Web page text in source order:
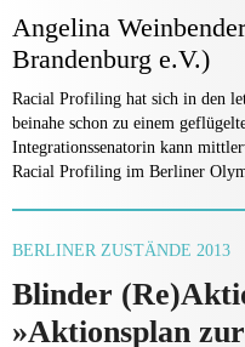
Angelina
Brandenburg e.V.)
Racial Profiling hat sich in den
beinahe schon zu einem
Integrationssenatorin kann
Racial Profiling im Berliner
BERLINER ZUSTÄNDE 2013
Blinder
»Aktionsplan